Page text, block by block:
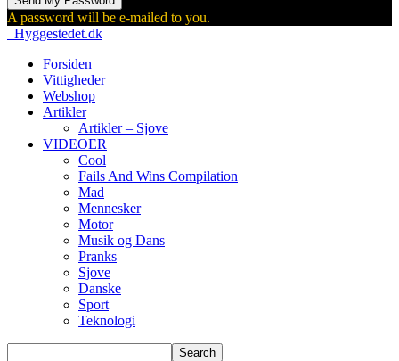
A password will be e-mailed to you.
Hyggestedet.dk
Forsiden
Vittigheder
Webshop
Artikler
Artikler – Sjove
VIDEOER
Cool
Fails And Wins Compilation
Mad
Mennesker
Motor
Musik og Dans
Pranks
Sjove
Danske
Sport
Teknologi